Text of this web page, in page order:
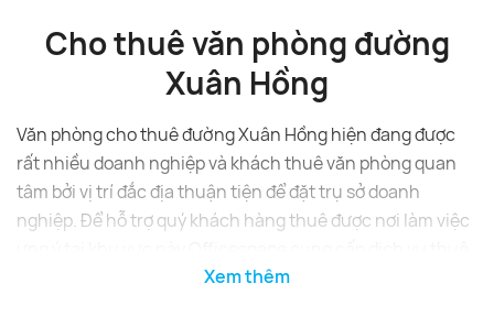
Cho thuê văn phòng đường
Xuân Hồng
Văn phòng cho thuê đường Xuân Hồng hiện đang được
rất nhiều doanh nghiệp và khách thuê văn phòng quan
tâm bởi vị trí đắc địa thuận tiện để đặt trụ sở doanh
nghiệp. Để hỗ trợ quý khách hàng thuê được nơi làm việc
văn phòng chuyên nghiệp và uy tín nhất toàn Hồ Chí
Xem thêm